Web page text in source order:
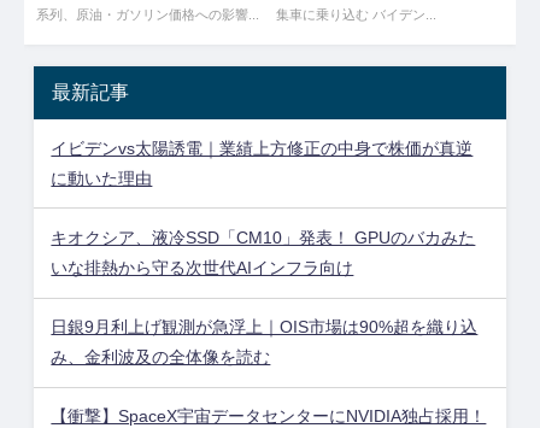
系列、原油・ガソリン価格への影響...
集車に乗り込む バイデン...
最新記事
イビデンvs太陽誘電｜業績上方修正の中身で株価が真逆
に動いた理由
キオクシア、液冷SSD「CM10」発表！ GPUのバカみた
いな排熱から守る次世代AIインフラ向け
日銀9月利上げ観測が急浮上｜OIS市場は90%超を織り込
み、金利波及の全体像を読む
【衝撃】SpaceX宇宙データセンターにNVIDIA独占採用！